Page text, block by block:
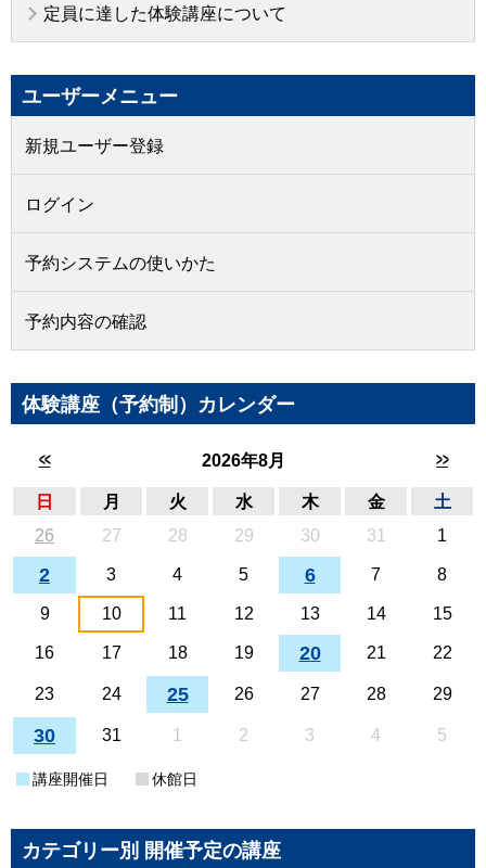
定員に達した体験講座について
ユーザーメニュー
新規ユーザー登録
ログイン
予約システムの使いかた
予約内容の確認
体験講座（予約制）カレンダー
<< 2026年8月 >>
日 月 火 水 木 金
土
26
27 28 29 30 31 1
2 3 4 5 6 7 8
9 10 11 12 13 14 15
16 17 18 19 20 21 22
23 24 25 26 27 28 29
30 31 1 2 3 4 5
講座開催日 休館日
カテゴリー別 開催予定の講座